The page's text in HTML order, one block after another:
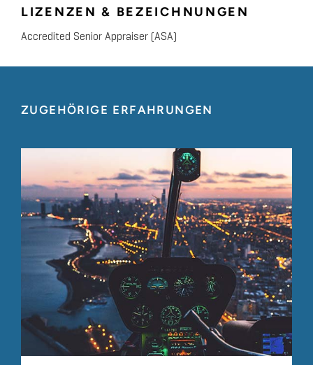
LIZENZEN & BEZEICHNUNGEN
Accredited Senior Appraiser (ASA)
ZUGEHÖRIGE ERFAHRUNGEN